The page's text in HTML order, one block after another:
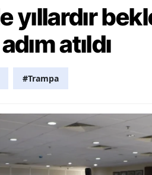
Osmaniye
yıllardır
atıldı
#Trampa